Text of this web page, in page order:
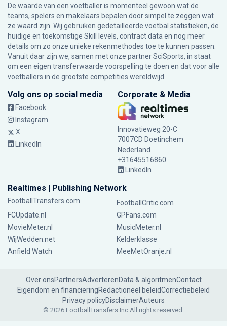
De waarde van een voetballer is momenteel gewoon wat de
teams, spelers en makelaars bepalen door simpel te zeggen wat
ze waard zijn. Wij gebruiken gedetailleerde voetbal statistieken, de
huidige en toekomstige Skill levels, contract data en nog meer
details om zo onze unieke rekenmethodes toe te kunnen passen.
Vanuit daar zijn we, samen met onze partner SciSports, in staat
om een eigen transferwaarde voorspelling te doen en dat voor alle
voetballers in de grootste competities wereldwijd.
Volg ons op social media
Facebook
Instagram
X
LinkedIn
Corporate & Media
Innovatieweg 20-C
7007CD Doetinchem
Nederland
+31645516860
LinkedIn
Realtimes | Publishing Network
FootballTransfers.com
FootballCritic.com
FCUpdate.nl
GPFans.com
MovieMeter.nl
MusicMeter.nl
WijWedden.net
Kelderklasse
Anfield Watch
MeeMetOranje.nl
Over onsPartnersAdverterenData & algoritmenContact
Eigendom en financieringRedactioneel beleidCorrectiebeleid
Privacy policyDisclaimerAuteurs
© 2026 FootballTransfers Inc.All rights reserved.